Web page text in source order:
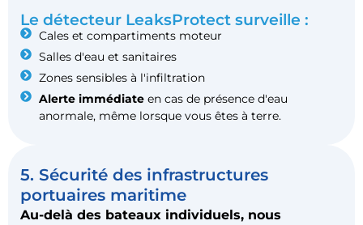
Le détecteur LeaksProtect surveille :
Cales et compartiments moteur
Salles d'eau et sanitaires
Zones sensibles à l'infiltration
Alerte immédiate en cas de présence d'eau
anormale, même lorsque vous êtes à terre.
5. Sécurité des infrastructures
portuaires maritime
Au-delà des bateaux individuels, nous